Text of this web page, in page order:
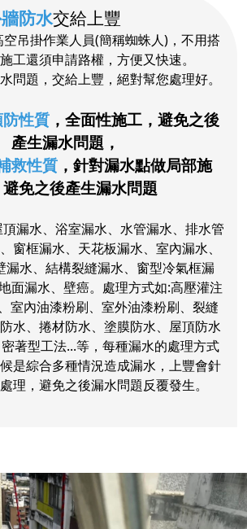
防水交給上豐
吊掛作業人員(簡稱蜘蛛人)，不用搭
工還須申請路權，方便又快速。
問題，交給上豐，絕對幫您處理好。
性質 ，全面性施工，避免之後
產生漏水問題，
救性質，針對漏水點做局部施
免之後產生漏水問題
漏水、浴室漏水、水管漏水、排水管
窗框漏水、天花板漏水、室內漏水、
漏水、結構裂縫漏水、窗型冷氣框漏
面漏水、壁癌。處理方式如:高壓灌注
室內油漆粉刷、室外油漆粉刷、裂縫
水、捲材防水、塗膜防水、屋頂防水
著型工法...等， 每種漏水的處理方式
是綜合多種情況造成漏水，上豐會針
理，避免之後漏水問題反覆發生。